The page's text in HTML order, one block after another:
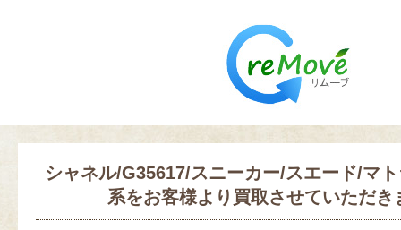
シャネル/G35617/スニーカー/スエード/マ
系をお客様より買取させていただき